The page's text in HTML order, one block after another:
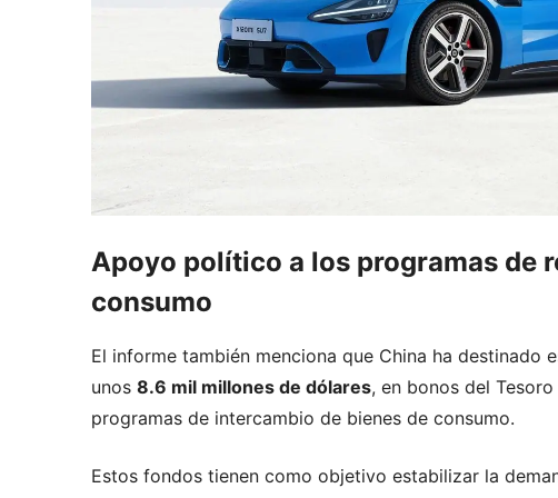
Apoyo político a los programas de
consumo
El informe también menciona que China ha destinado
unos 8.6 mil millones de dólares, en bonos del
programas de intercambio de bienes de consumo.
Estos fondos tienen como objetivo estabilizar la